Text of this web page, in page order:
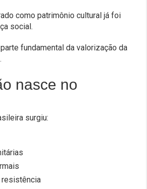
como patrimônio cultural já foi
social.
fundamental da valorização da
nasce no
surgiu:
resistência